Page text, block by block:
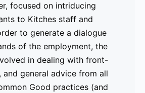
focused on intriducing
to Kitches staff and
to generate a dialogue
of the employment, the
in dealing with front-
and general advice from all
Good practices (and
y te incluiremos en el los talleres
Desde el pasado
28 de agosto, la
plataforma de
aprendizaje de
Asociación Building
Bridges/YesEuropa,
No dejes de
https://